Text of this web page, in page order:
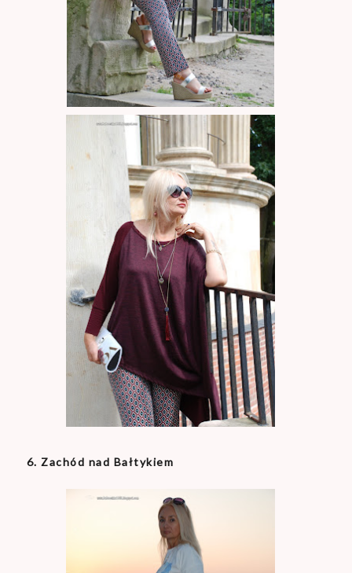
6. Zachód nad Bałtykiem